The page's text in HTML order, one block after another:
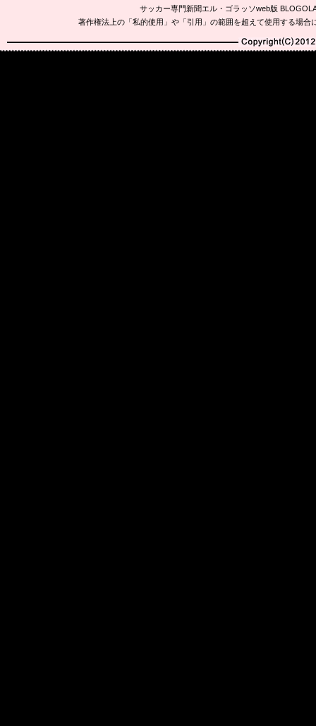
サッカー専門新聞エル・ゴラッソweb版
著作権法上の「私的使用」や「引用」の範囲を超えて使用する場
Copyright(C)2010-